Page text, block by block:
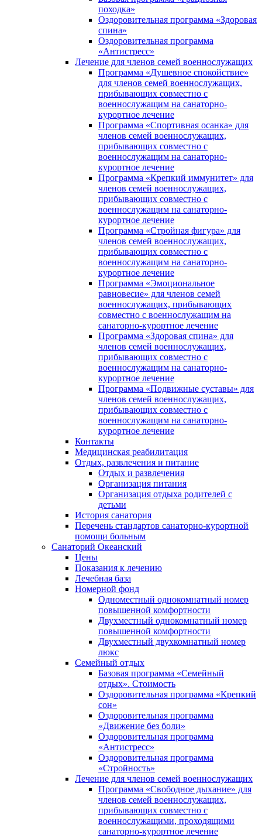
походка»
Оздоровительная программа «Здоровая
спина»
Оздоровительная программа
«Антистресс»
Лечение для членов семей военнослужащих
Программа «Душевное спокойствие»
для членов семей военнослужащих,
прибывающих совместно с
военнослужащим на санаторно-
курортное лечение
Программа «Спортивная осанка» для
членов семей военнослужащих,
прибывающих совместно с
военнослужащим на санаторно-
курортное лечение
Программа «Крепкий иммунитет» для
членов семей военнослужащих,
прибывающих совместно с
военнослужащим на санаторно-
курортное лечение
Программа «Стройная фигура» для
членов семей военнослужащих,
прибывающих совместно с
военнослужащим на санаторно-
курортное лечение
Программа «Эмоциональное
равновесие» для членов семей
военнослужащих, прибывающих
совместно с военнослужащим на
санаторно-курортное лечение
Программа «Здоровая спина» для
членов семей военнослужащих,
прибывающих совместно с
военнослужащим на санаторно-
курортное лечение
Программа «Подвижные суставы» для
членов семей военнослужащих,
прибывающих совместно с
военнослужащим на санаторно-
курортное лечение
Контакты
Медицинская реабилитация
Отдых, развлечения и питание
Отдых и развлечения
Организация питания
Организация отдыха родителей с
детьми
История санатория
Перечень стандартов санаторно-курортной
помощи больным
Санаторий Океанский
Цены
Показания к лечению
Лечебная база
Номерной фонд
Одноместный однокомнатный номер
повышенной комфортности
Двухместный однокомнатный номер
повышенной комфортности
Двухместный двухкомнатный номер
люкс
Семейный отдых
Базовая программа «Семейный
отдых». Стоимость
Оздоровительная программа «Крепкий
сон»
Оздоровительная программа
«Движение без боли»
Оздоровительная программа
«Антистресс»
Оздоровительная программа
«Стройность»
Лечение для членов семей военнослужащих
Программа «Свободное дыхание» для
членов семей военнослужащих,
прибывающих совместно с
военнослужащими, проходящими
санаторно-курортное лечение